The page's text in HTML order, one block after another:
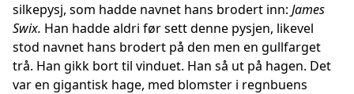
silkepysj, som hadde navnet hans brodert inn: James
Swix. Han hadde aldri før sett denne pysjen, likevel
stod navnet hans brodert på den men en gullfarget
trå. Han gikk bort til vinduet. Han så ut på hagen. Det
var en gigantisk hage, med blomster i regnbuens